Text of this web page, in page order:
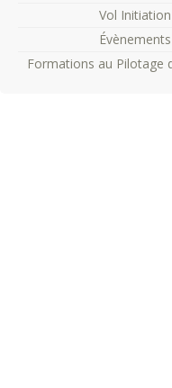
Vol Initiation
Évènements
Formations au Pilotage